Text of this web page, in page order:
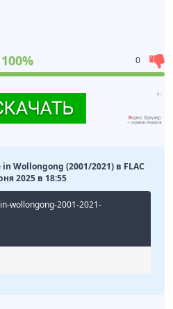
100% 0
Wollongong (2001/2021) в FLAC
2025 в 18:55
wollongong-2001-2021-